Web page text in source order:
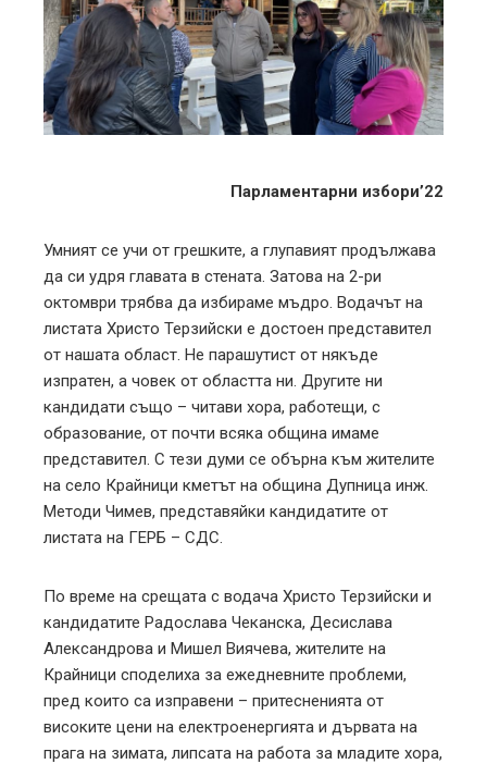
Парламентарни избори’22
Умният се учи от грешките, а глупавият продължава
да си удря главата в стената. Затова на 2-ри
октомври трябва да избираме мъдро. Водачът на
листата Христо Терзийски е достоен представител
от нашата област. Не парашутист от някъде
изпратен, а човек от областта ни. Другите ни
кандидати също – читави хора, работещи, с
образование, от почти всяка община имаме
представител. С тези думи се обърна към жителите
на село Крайници кметът на община Дупница инж.
Методи Чимев, представяйки кандидатите от
листата на ГЕРБ – СДС.
По време на срещата с водача Христо Терзийски и
кандидатите Радослава Чеканска, Десислава
Александрова и Мишел Виячева, жителите на
Крайници споделиха за ежедневните проблеми,
пред които са изправени – притесненията от
високите цени на електроенергията и дървата на
прага на зимата, липсата на работа за младите хора,